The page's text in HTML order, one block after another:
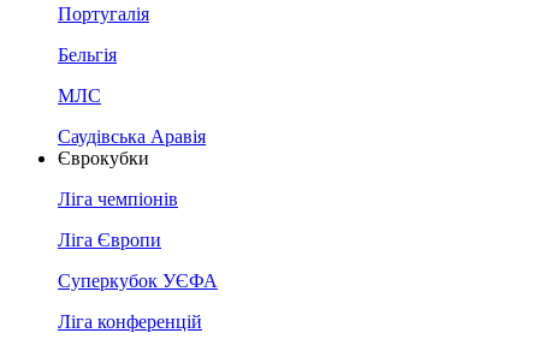
Португалія
Бельгія
МЛС
Саудівська Аравія
Єврокубки
Ліга чемпіонів
Ліга Європи
Суперкубок УЄФА
Ліга конференцій